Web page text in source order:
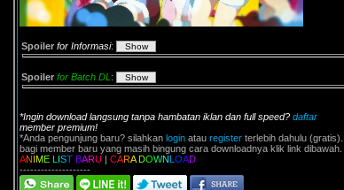
Spoiler for Informasi:
Spoiler for Batch DL :
*Ingin download langsung tanpa hambatan iklan dan full speed? daftar
member premium!
*Anda pengunjung baru? silahkan login atau register terlebih dahulu (gratis).
bagi member baru yang masih bingung cara downloadnya klik link dibawah.
ANIME L IST BARU | CARADOWNL OAD
--------------------